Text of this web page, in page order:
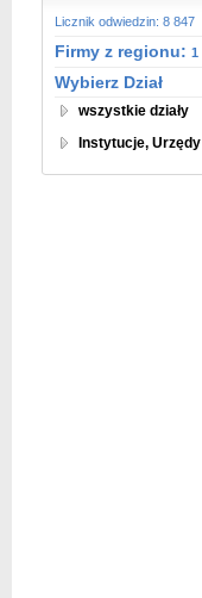
Licznik odwiedzin: 8 847
Firmy z regionu: 1
Wybierz Dział
wszystkie działy
Instytucje, Urzędy